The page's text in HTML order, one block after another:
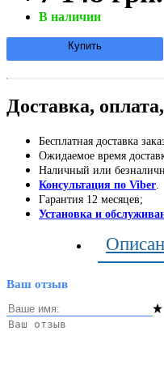
В наличии
Купить
Доставка,
Бесплатная доставка
Ожидаемое время
Наличный или
Консультация по Viber
Гарантия 12 месяцев;
Установка и
Ваш отзыв